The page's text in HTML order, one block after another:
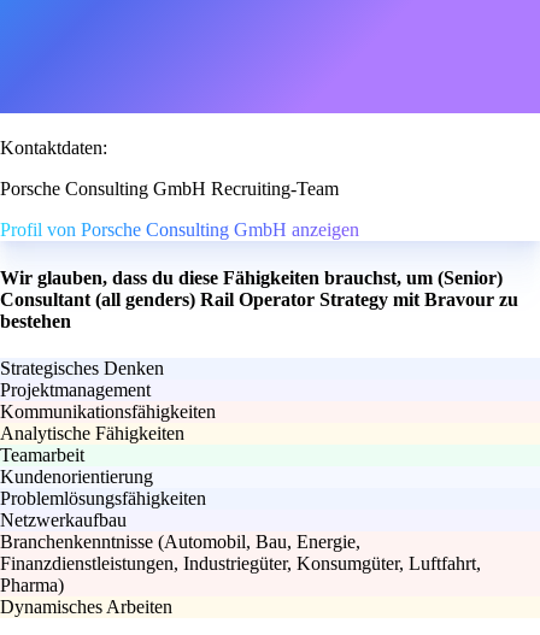
Kontaktdaten:
Porsche Consulting GmbH Recruiting-Team
Profil von Porsche Consulting GmbH anzeigen
Wir glauben, dass du diese Fähigkeiten brauchst, um (Senior)
Consultant (all genders) Rail Operator Strategy mit Bravour zu
bestehen
Strategisches Denken
Projektmanagement
Kommunikationsfähigkeiten
Analytische Fähigkeiten
Teamarbeit
Kundenorientierung
Problemlösungsfähigkeiten
Netzwerkaufbau
Branchenkenntnisse (Automobil, Bau, Energie,
Finanzdienstleistungen, Industriegüter, Konsumgüter, Luftfahrt,
Pharma)
Dynamisches Arbeiten